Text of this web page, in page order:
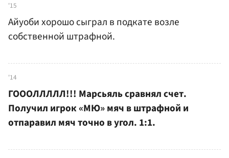
'15
Айуоби хорошо сыграл в подкате возле
собственной штрафной.
'14
ГОООЛЛЛЛЛ!!! Марсьяль сравнял счет.
Получил игрок «МЮ» мяч в штрафной и
отпаравил мяч точно в угол. 1:1.